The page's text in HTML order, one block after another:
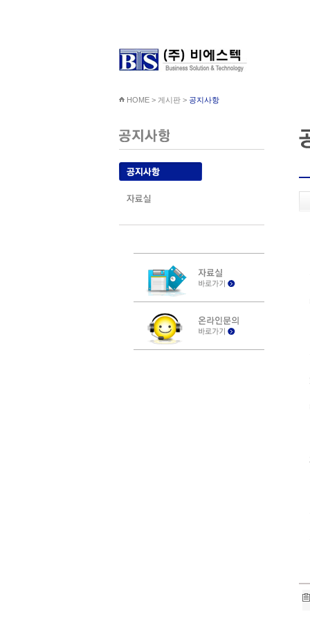
HOME > 게시판 > 공지사항